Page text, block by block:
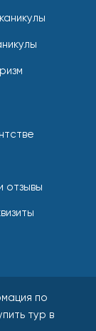
отзывы
по
тур в